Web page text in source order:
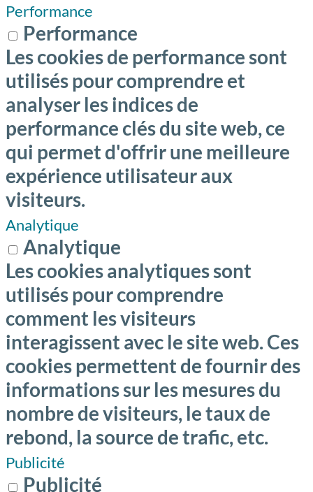
Performance
Performance
Les cookies de performance sont
utilisés pour comprendre et
analyser les indices de
performance clés du site web, ce
qui permet d'offrir une meilleure
expérience utilisateur aux
visiteurs.
Analytique
Analytique
Les cookies analytiques sont
utilisés pour comprendre
comment les visiteurs
interagissent avec le site web. Ces
cookies permettent de fournir des
informations sur les mesures du
nombre de visiteurs, le taux de
rebond, la source de trafic, etc.
Publicité
Publicité